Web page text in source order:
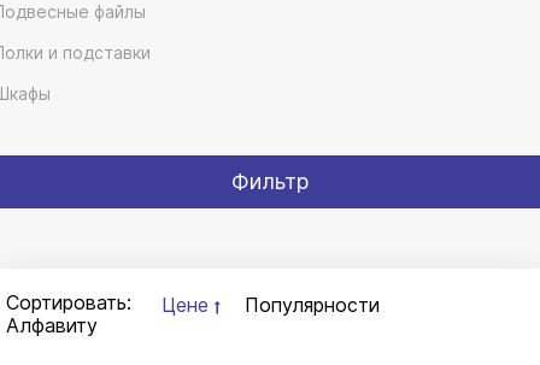
файлы
и подставки
Фильтр
Сортировать: Цене
Популярности
Алфавиту